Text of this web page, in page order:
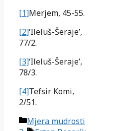
[1]Merjem, 45-55.
[2]‘Ileluš-Šeraje’,
77/2.
[3]‘Ileluš-Šeraje’,
78/3.
[4]Tefsir Komi,
2/51.
Kategorije
Mjera mudrosti